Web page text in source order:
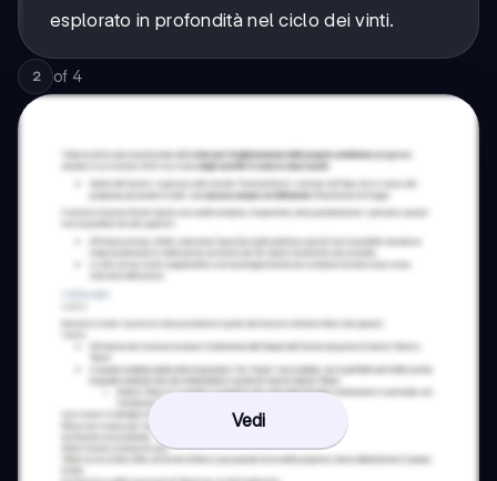
esplorato in profondità nel ciclo dei vinti.
2 of 4
Vedi